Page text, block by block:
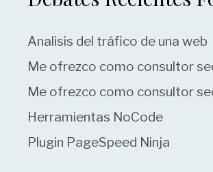
Analisis del tráfico de una web
Me ofrezco como consultor
Me ofrezco como consultor
Herramientas NoCode
Plugin PageSpeed Ninja